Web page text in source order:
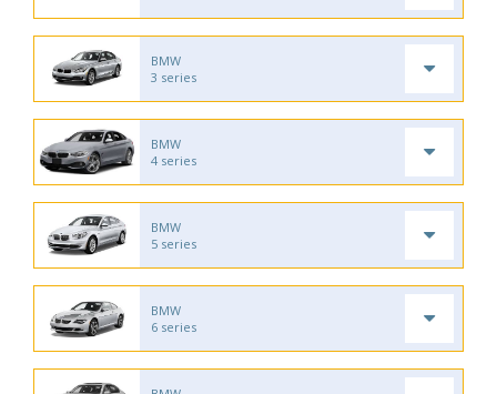
BMW
3 series
BMW
4 series
BMW
5 series
BMW
6 series